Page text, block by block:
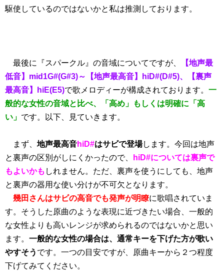
駆使しているのではないかと私は推測しております。
最後に『スパークル』の音域についてですが、
【地声最
低音】mid1G#(G#3)～【地声最高音】hiD#(D#5)、【裏声
最高音】hiE(E5)で歌メロディーが構成されております。 一
般的な女性の音域と比べ、「高め」もしくは明確に「高
い」 です。以下、見ていきます。
まず、 地声最高音hiD#はサビで登場します。今回は地声
と裏声の区別がしにくかったので、
hiD#については裏声で
もよいかも しれません。ただ、裏声を使うにしても、地声
と裏声の器用な使い分けが不可欠となります。
幾田さんはサビの高音でも発声が明瞭に歌唱されていま
す。そうした原曲のような表現に近づきたい場合、一般的
な女性よりも高いレンジが求められるのではないかと思い
ます。 一般的な女性の場合は、通常キーを下げた方が歌い
やすそう です。一つの目安ですが、原曲キーから２つ程度
下げてみてください。